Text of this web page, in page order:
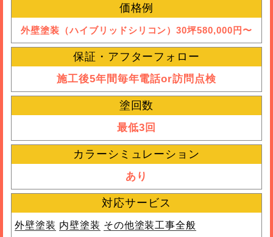
価格例
外壁塗装（ハイブリッドシリコン）30坪580,000円〜
保証・アフターフォロー
施工後5年間毎年電話or訪問点検
塗回数
最低3回
カラーシミュレーション
あり
対応サービス
外壁塗装 内壁塗装 その他塗装工事全般